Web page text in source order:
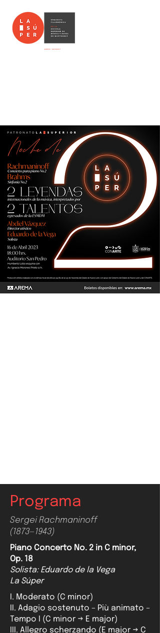
Programa
Sergei Rachmaninoff
(1873—1943)
Piano Concerto No. 2 in C minor,
Op. 18
Solista: Eduardo de la Vega
La Súper
I. Moderato (C minor)
II. Adagio sostenuto – Più animato –
Tempo I (C minor → E major)
III. Allegro scherzando (E major → C